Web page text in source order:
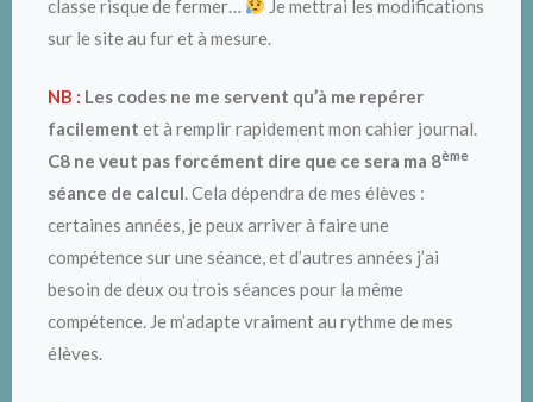
classe risque de fermer…
Je mettrai les modifications
sur le site au fur et à mesure.
NB : Les codes ne me servent qu’à me repérer
facilement et à remplir rapidement mon cahier journal.
C8 ne veut pas forcément dire que ce sera ma 8ème
séance de calcul. Cela dépendra de mes élèves :
certaines années, je peux arriver à faire une
compétence sur une séance, et d’autres années j’ai
besoin de deux ou trois séances pour la même
compétence. Je m’adapte vraiment au rythme de mes
élèves.